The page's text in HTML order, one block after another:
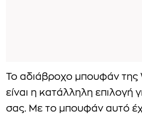
To αδιάβροχο μπουφάν
είναι η κατάλληλη επιλογή
σας. Με το μπουφάν αυτό